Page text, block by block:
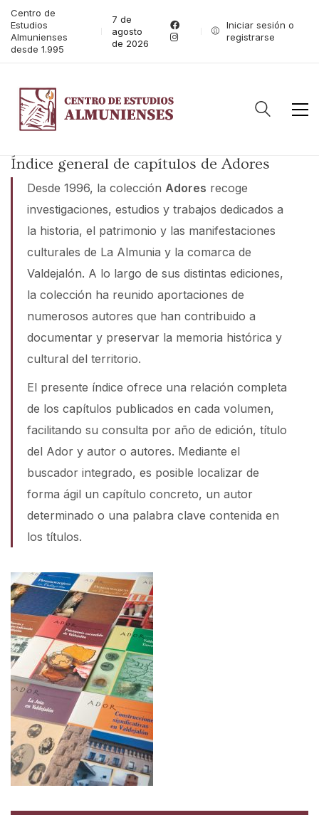
Centro de
Estudios
Almunienses
desde 1.995
7 de
agosto
de 2026
Iniciar sesión o
registrarse
Índice general de capítulos de Adores
Desde 1996, la colección Adores recoge
investigaciones, estudios y trabajos dedicados a
la historia, el patrimonio y las manifestaciones
culturales de La Almunia y la comarca de
Valdejalón. A lo largo de sus distintas ediciones,
la colección ha reunido aportaciones de
numerosos autores que han contribuido a
documentar y preservar la memoria histórica y
cultural del territorio.
El presente índice ofrece una relación completa
de los capítulos publicados en cada volumen,
facilitando su consulta por año de edición, título
del Ador y autor o autores. Mediante el
buscador integrado, es posible localizar de
forma ágil un capítulo concreto, un autor
determinado o una palabra clave contenida en
los títulos.